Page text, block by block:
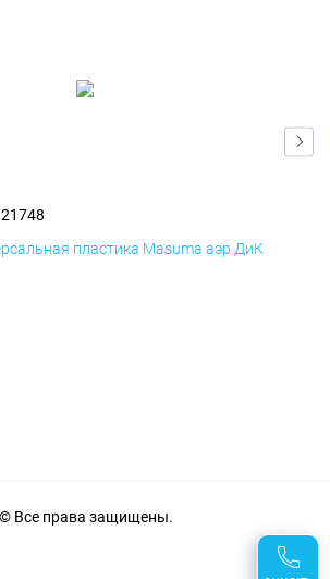
пластика Masuma аэр ДиК
© Все права защищены.